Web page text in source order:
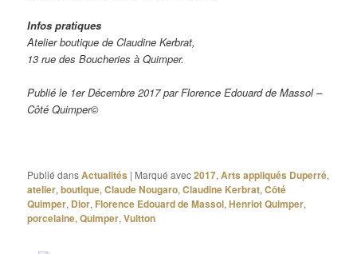
Infos pratiques
Atelier boutique de Claudine Kerbrat,
13 rue des Boucheries à Quimper.
Publié le 1er Décembre 2017 par Florence Edouard de Massol –
Côté Quimper©
Publié dansActualités | Marqué avec2017,Arts appliqués Duperré,
atelier,boutique,Claude Nougaro,Claudine Kerbrat,Côté
Quimper, Dior, Florence Edouard de Massol,Henriot Quimper,
porcelaine,Quimper,Vuitton